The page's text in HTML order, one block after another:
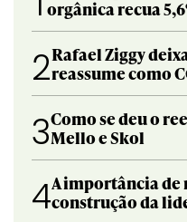
orgânica recua
2Rafael Ziggy
reassume como
3Como se deu o
Mello e Skol
4A importância de
construção da